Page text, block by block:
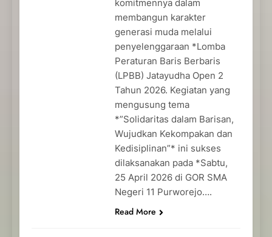
komitmennya dalam
membangun karakter
generasi muda melalui
penyelenggaraan *Lomba
Peraturan Baris Berbaris
(LPBB) Jatayudha Open 2
Tahun 2026. Kegiatan yang
mengusung tema
*”Solidaritas dalam Barisan,
Wujudkan Kekompakan dan
Kedisiplinan”* ini sukses
dilaksanakan pada *Sabtu,
25 April 2026 di GOR SMA
Negeri 11 Purworejo….
Read More